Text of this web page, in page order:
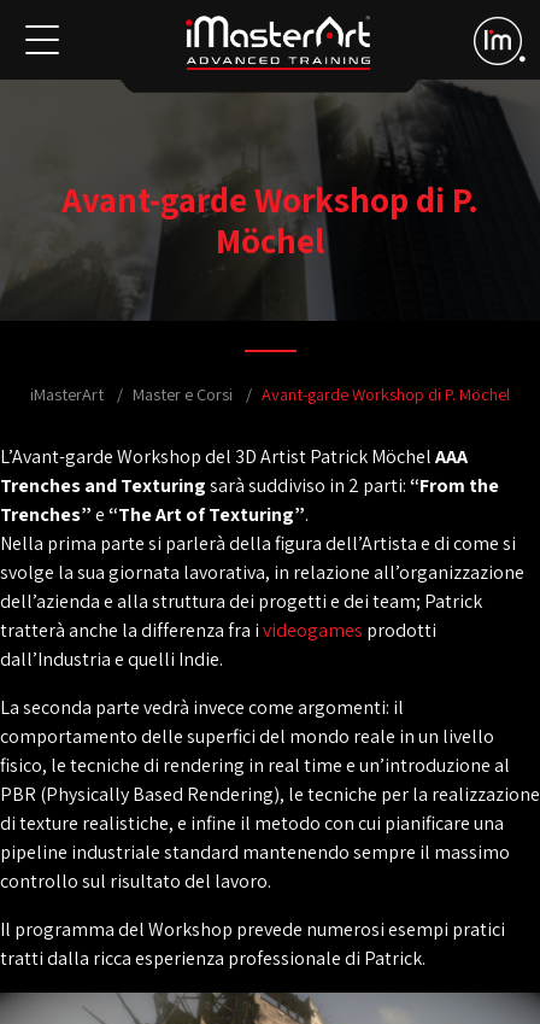
Avant-garde Workshop di P.
Möchel
iMasterArt Master e Corsi Avant-garde Workshop di P. Möchel
L’Avant-garde Workshop del 3D Artist Patrick MöchelAAA
Trenches and Texturingsarà suddiviso in 2 parti:“From the
Trenches”e“The Art of Texturing”.
Nella prima parte si parlerà della figura dell’Artista e di come si
svolge la sua giornata lavorativa, in relazione all’organizzazione
dell’azienda e alla struttura dei progetti e dei team; Patrick
tratterà anche la differenza fra ivideogames prodotti
dall’Industria e quelli Indie.
La seconda parte vedrà invece come argomenti: il
comportamento delle superfici del mondo reale in un livello
fisico, le tecniche di rendering in real time e un’introduzione al
PBR (Physically Based Rendering), le tecniche per la realizzazione
di texture realistiche, e infine il metodo con cui pianificare una
pipeline industriale standard mantenendo sempre il massimo
controllo sul risultato del lavoro.
Il programma del Workshop prevede numerosi esempi pratici
tratti dalla ricca esperienza professionale di Patrick.